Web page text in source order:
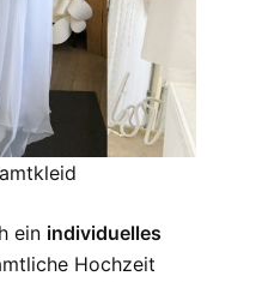
ein individuelles
Hochzeit